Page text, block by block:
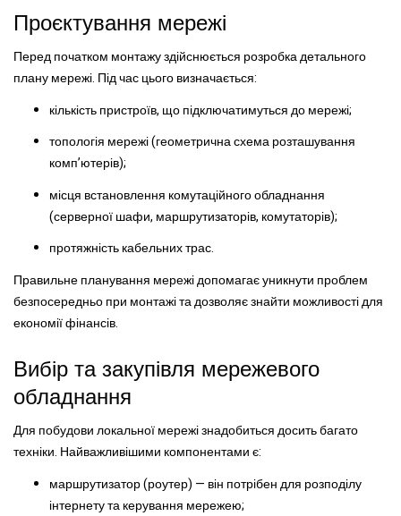
Проєктування мережі
Перед початком монтажу здійснюється розробка детального
плану мережі. Під час цього визначається:
кількість пристроїв, що підключатимуться до мережі;
топологія мережі (геометрична схема розташування
комп’ютерів);
місця встановлення комутаційного обладнання
(серверної шафи, маршрутизаторів, комутаторів);
протяжність кабельних трас.
Правильне планування мережі допомагає уникнути проблем
безпосередньо при монтажі та дозволяє знайти можливості для
економії фінансів.
Вибір та закупівля мережевого
обладнання
Для побудови локальної мережі знадобиться досить багато
техніки. Найважливішими компонентами є:
маршрутизатор (роутер) — він потрібен для розподілу
інтернету та керування мережею;